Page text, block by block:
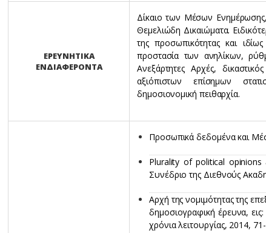
ΕΡΕΥΝΗΤΙΚΑ
ΕΝΔΙΑΦΕΡΟΝΤΑ
Δίκαιο των Μέσων Ενημέρωσης,
Θεμελιώδη Δικαιώματα.
της προσωπικότητας και
προστασία των ανηλίκων,
Ανεξάρτητες Αρχές,
αξιόπιστων επίσημων
δημοσιονομική πειθαρχία.
Προσωπικά δεδομένα και
Plurality of political opinions
Συνέδριο της Διεθνούς
Αρχή της νομιμότητας της
δημοσιογραφική έρευνα,
χρόνια λειτουργίας, 2014,